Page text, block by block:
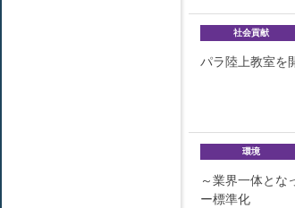
社会貢献
パラ陸上教室を
環境
～業界一体とな
ー標準化